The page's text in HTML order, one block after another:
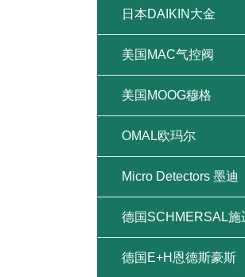
日本DAIKIN大金
美国MAC气控阀
美国MOOG穆格
OMAL欧玛尔
Micro Detectors 墨迪
德国SCHMERSAL施
德国E+H恩德斯豪斯